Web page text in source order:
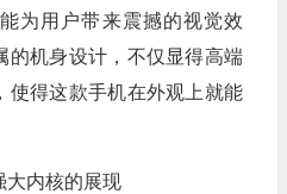
为用户带来震撼的视觉效
的机身设计，不仅显得高端
使得这款手机在外观上就能
大内核的展现